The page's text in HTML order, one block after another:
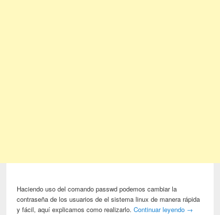
Haciendo uso del comando passwd podemos cambiar la
contraseña de los usuarios de el sistema linux de manera rápida
y fácil, aquí explicamos como realizarlo.Continuar leyendo →